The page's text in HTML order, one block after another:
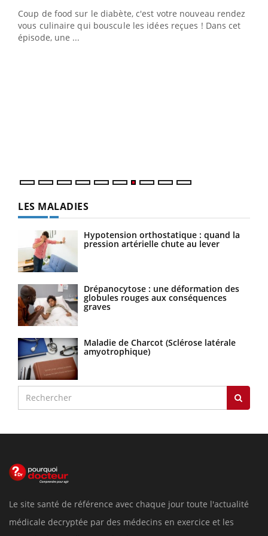
Coup de food sur le diabète, c'est votre nouveau rendez-
vous culinaire qui bouscule les idées reçues ! Dans cet
épisode, une ...
"Les rendez-vous de la santé et de la qualité de vie au
travail" de Pourquoi Docteur reçoivent Régis Blugeon,
DRH et directeur ...
LES MALADIES
Hypotension orthostatique : quand la
pression artérielle chute au lever
Drépanocytose : une déformation des
globules rouges aux conséquences
graves
Maladie de Charcot (Sclérose latérale
amyotrophique)
Le site santé de référence avec chaque jour toute l'actualité
médicale decryptée par des médecins en exercice et les